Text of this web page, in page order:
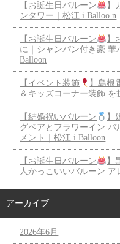
【お誕生日バルーン
】
ンタワー｜松江 i Balloo n
【お誕生日バルーン
】
に｜シャンパン付き豪
Balloon
【イベント装飾
】島根
＆キッズコーナー装飾
【結婚祝いバルーン
】
グベアとフラワーイン
メント｜松江 i Balloon
【お誕生日バルーン 】
人かっこいいバルーン
アーカイブ
2026年6月